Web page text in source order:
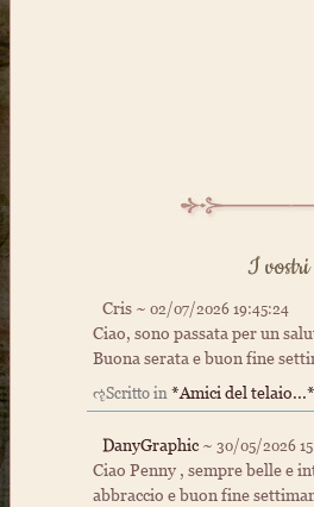
I vostri
Cris ~ 02/07/2026 19:45:24
Ciao, sono passata per un
Buona serata e buon fine
ૡScritto in *Amici del telaio...*
DanyGraphic ~ 30/05/2026
Ciao Penny , sempre belle e
abbraccio e buon fine